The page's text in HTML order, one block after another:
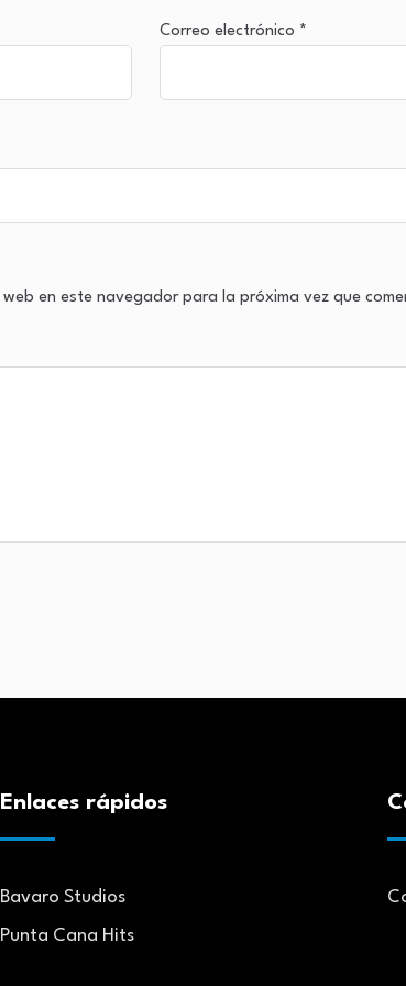
Correo electrónico *
en este navegador para la próxima vez que
Enlaces rápidos
Bavaro Studios
Punta Cana Hits